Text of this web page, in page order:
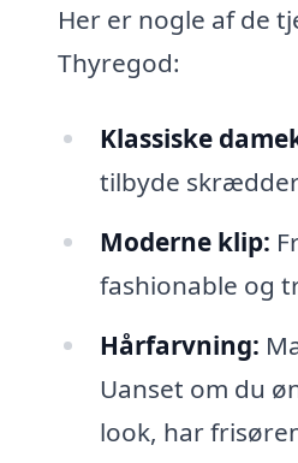
Her er nogle af de
Thyregod:
Klassiske
tilbyde
Moderne klip:
fashionable og
Hårfarvning:
Uanset om du
look, har